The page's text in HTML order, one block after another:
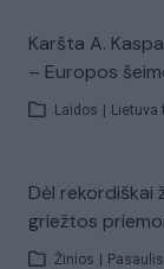
Karšta A.
– Europos
Laidos Lietuva
Dėl rekordiškai
griežtos
Žinios Pasaulis